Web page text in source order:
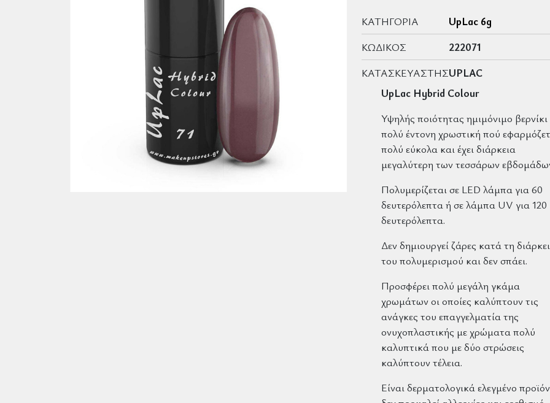
ΚΑΤΗΓΟΡΊΑ
UpLac 6g
ΚΩΔΙΚΌΣ
222071
ΚΑΤΑΣΚΕΥΑΣΤΉΣUPLAC
UpLac Hybrid Colour
Υψηλής ποιότητας ημιμόνιμο
πολύ έντονη χρωστική πού
πολύ εύκολα και έχει διάρκεια
μεγαλύτερη των τεσσάρων
Πολυμερίζεται σε LED λάμπα για 60
δευτερόλεπτα ή σε λάμπα UV για 120
δευτερόλεπτα.
Δεν δημιουργεί ζάρες κατά τη
του πολυμερισμού και δεν σπάει.
Προσφέρει πολύ μεγάλη γκάμα
χρωμάτων οι οποίες καλύπτουν τις
ανάγκες του επαγγελματία της
ονυχοπλαστικής με χρώματα πολύ
καλυπτικά που με δύο στρώσεις
καλύπτουν τέλεια.
Είναι δερματολογικά ελεγμένο